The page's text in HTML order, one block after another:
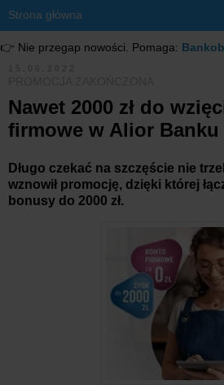
👉 Nie przegap nowości. Pomaga:
Nawet 2000 zł do
firmowe w Alior Banku
Długo czekać na szczęście nie
wznowił promocję, dzięki której
bonusy do 2000 zł.